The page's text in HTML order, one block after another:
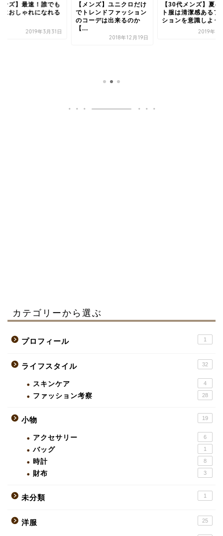
ンズ】最速！誰でも
におしゃれになれる
2019年3月31日
【メンズ】ユニクロだけ
でトレンドファッション
のコーデは出来るのか
【...
2018年12月19日
【30代メンズ】夏の
ト服は清潔感あるフ
ションを意識しよう
2019年7
カテゴリーから選ぶ
プロフィール 1
ライフスタイル 32
スキンケア 4
ファッション考察 28
小物 19
アクセサリー 6
バッグ 1
時計 8
財布 3
未分類 1
洋服 25